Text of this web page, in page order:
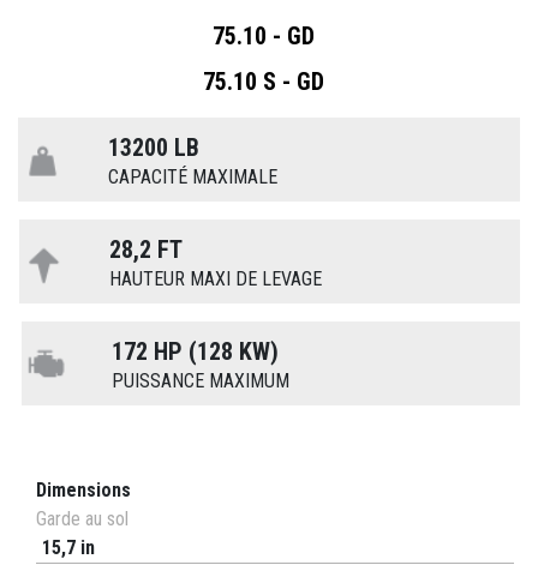
75.10 - GD
75.10 S - GD
13200 LB
CAPACITÉ MAXIMALE
28,2 FT
HAUTEUR MAXI DE LEVAGE
172 HP (128 KW)
PUISSANCE MAXIMUM
Dimensions
Garde au sol
15,7 in